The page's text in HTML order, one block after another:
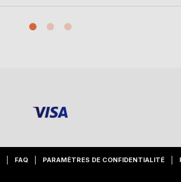
FAQ PARAMÈTRES DE CONFIDENTIALITÉ